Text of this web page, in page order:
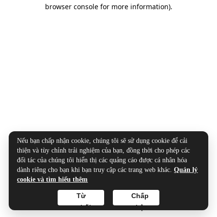
browser console for more information).
Nếu bạn chấp nhận cookie, chúng tôi sẽ sử dụng cookie để cải
thiện và tùy chỉnh trải nghiệm của bạn, đồng thời cho phép các
đối tác của chúng tôi hiển thị các quảng cáo được cá nhân hóa
dành riêng cho bạn khi bạn truy cập các trang web khác.Quản lý
cookie và tìm hiểu thêm
Chấp
nhận
Từ
chối